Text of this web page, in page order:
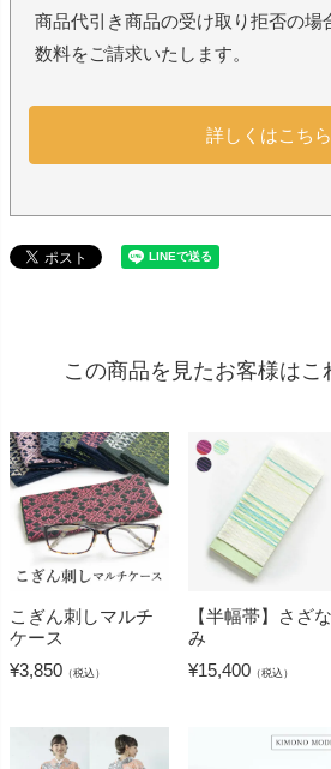
商品代引き商品の受け取り拒否の場
数料をご請求いたします。
詳しくはこちら
この商品を見たお客様はこ
こぎん刺しマルチ
ケース
¥3,850 （税込）
【半幅帯】さざな
み
¥15,400 （税込）